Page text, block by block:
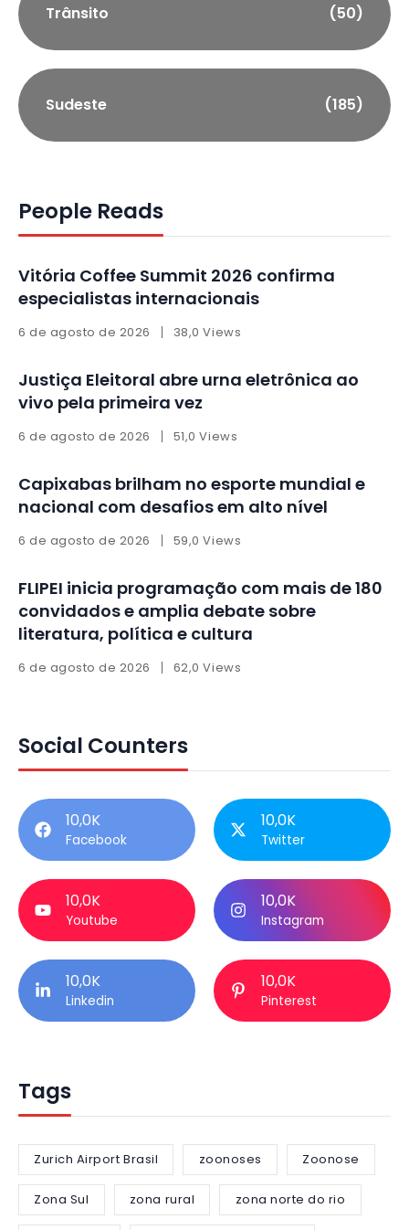
Trânsito (50)
Sudeste (185)
People Reads
Vitória Coffee Summit 2026 confirma
especialistas internacionais
6 de agosto de 2026 38,0 Views
Justiça Eleitoral abre urna eletrônica ao
vivo pela primeira vez
6 de agosto de 2026 51,0 Views
Capixabas brilham no esporte mundial e
nacional com desafios em alto nível
6 de agosto de 2026 59,0 Views
FLIPEI inicia programação com mais de 180
convidados e amplia debate sobre
literatura, política e cultura
6 de agosto de 2026 62,0 Views
Social Counters
10,0K
Facebook
10,0K
Twitter
10,0K
Youtube
10,0K
Instagram
10,0K
Linkedin
10,0K
Pinterest
Tags
Zurich Airport Brasil zoonoses Zoonose
Zona Sul zona rural zona norte do rio